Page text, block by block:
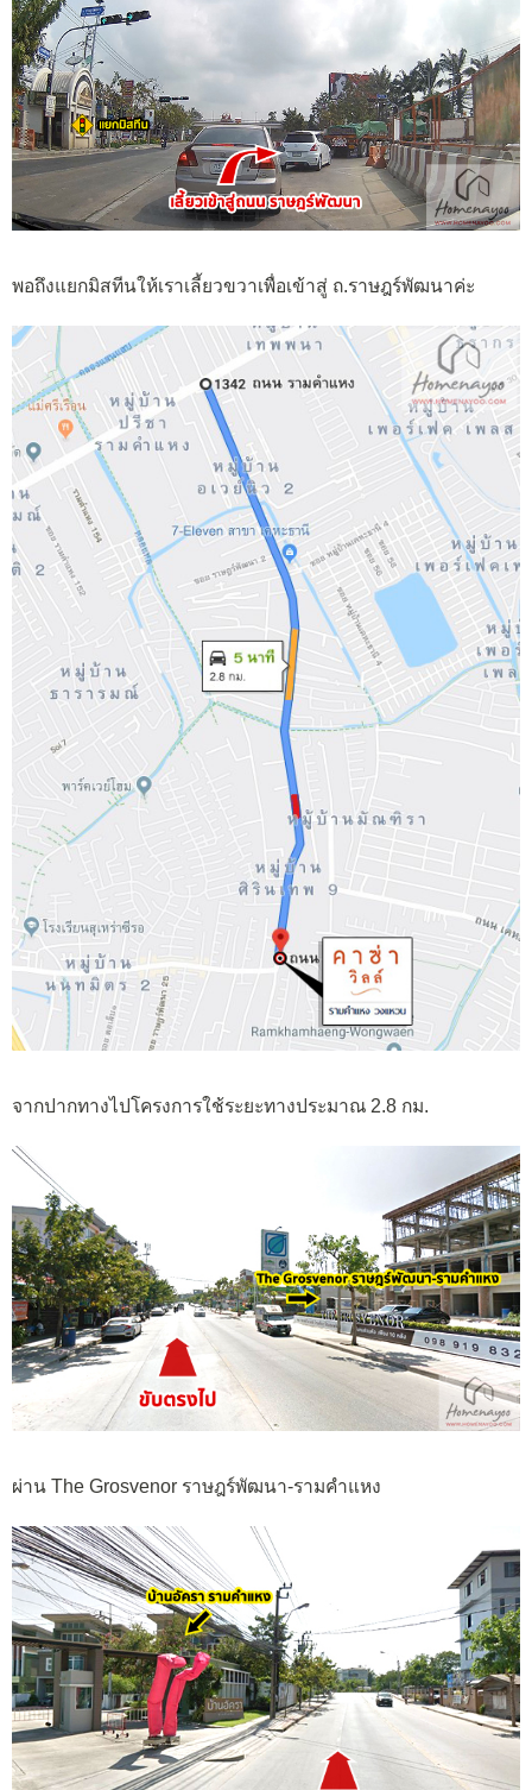
พอถึงแยกมิสทีนให้เราเลี้ยวขวาเพื่อเข้าสู่ ถ.ราษฎร์พัฒนาค่ะ
จากปากทางไปโครงการใช้ระยะทางประมาณ 2.8 กม.
ผ่าน The Grosvenor ราษฎร์พัฒนา-รามคำแหง